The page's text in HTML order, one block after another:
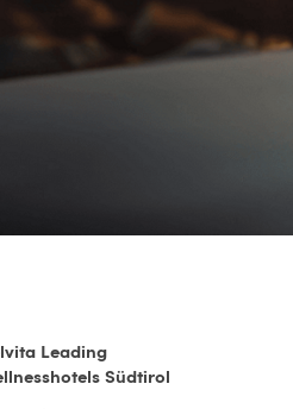
Leading
Südtirol